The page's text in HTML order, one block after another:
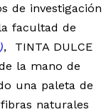
de investigación
facultad de
, TINTA DULCE
la mano de
una paleta de
naturales